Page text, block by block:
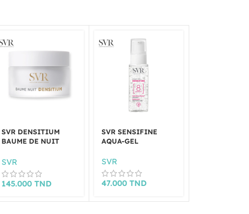
SVR DENSITIUM
BAUME DE NUIT
SVR
145.000TND
SVR SENSIFINE
AQUA-GEL
SVR
47.000 TND